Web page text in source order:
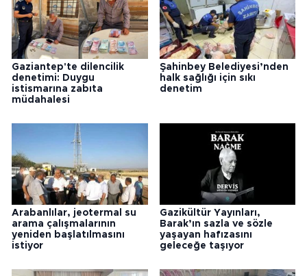
Gaziantep'te dilencilik
denetimi: Duygu
istismarına zabıta
müdahalesi
Şahinbey Belediyesi’nden
halk sağlığı için sıkı
denetim
Arabanlılar, jeotermal su
arama çalışmalarının
yeniden başlatılmasını
istiyor
Gazikültür Yayınları,
Barak’ın sazla ve sözle
yaşayan hafızasını
geleceğe taşıyor